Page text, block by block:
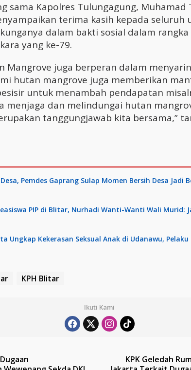
sama Kapolres Tulungagung, Muhamad
terima kasih kepada seluruh
dalam bakti sosial dalam
yang ke-79.
Mangrove juga berperan dalam
hutan mangrove juga memberikan
untuk menambah pendapatan
menjaga dan melindungai hutan
tanggungjawab kita bersama,”
Pemdes Gaprang Sulap Momen Bersih Desa Jadi
PIP di Blitar, Nurhadi Wanti-Wanti Wali Murid:
Ungkap Kekerasan Seksual Anak di Udanawu,
KPH Blitar
Ikuti Kami
KPK Geledah